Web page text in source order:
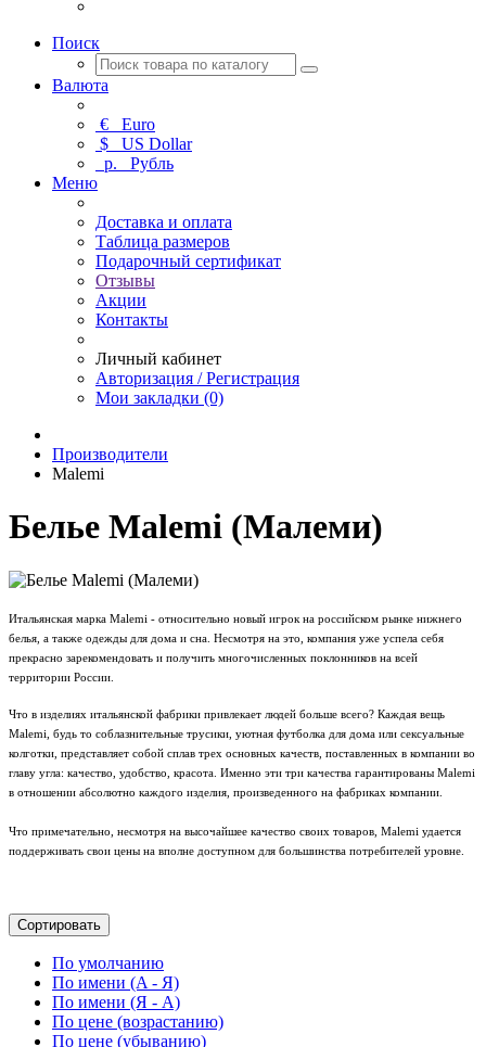
Поиск
Валюта
€ Euro
$ US Dollar
р. Рубль
Меню
Доставка и оплата
Таблица размеров
Подарочный сертификат
Отзывы
Акции
Контакты
Личный кабинет
Авторизация / Регистрация
Мои закладки (0)
Производители
Malemi
Белье Malemi (Малеми)
Итальянская марка Malemi - относительно новый игрок на российском рынке нижнего
белья, а также одежды для дома и сна. Несмотря на это, компания уже успела себя
прекрасно зарекомендовать и получить многочисленных поклонников на всей
территории России.
Что в изделиях итальянской фабрики привлекает людей больше всего? Каждая вещь
Malemi, будь то соблазнительные трусики, уютная футболка для дома или сексуальные
колготки, представляет собой сплав трех основных качеств, поставленных в компании во
главу угла: качество, удобство, красота. Именно эти три качества гарантированы Malemi
в отношении абсолютно каждого изделия, произведенного на фабриках компании.
Что примечательно, несмотря на высочайшее качество своих товаров, Malemi удается
поддерживать свои цены на вполне доступном для большинства потребителей уровне.
Сортировать
По умолчанию
По имени (A - Я)
По имени (Я - A)
По цене (возрастанию)
По цене (убыванию)